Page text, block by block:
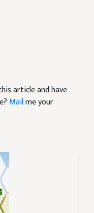
article and have
Mailme your